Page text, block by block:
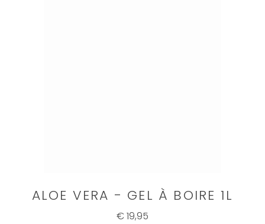
ALOE VERA - GEL À BOIRE 1L
€ 19,95